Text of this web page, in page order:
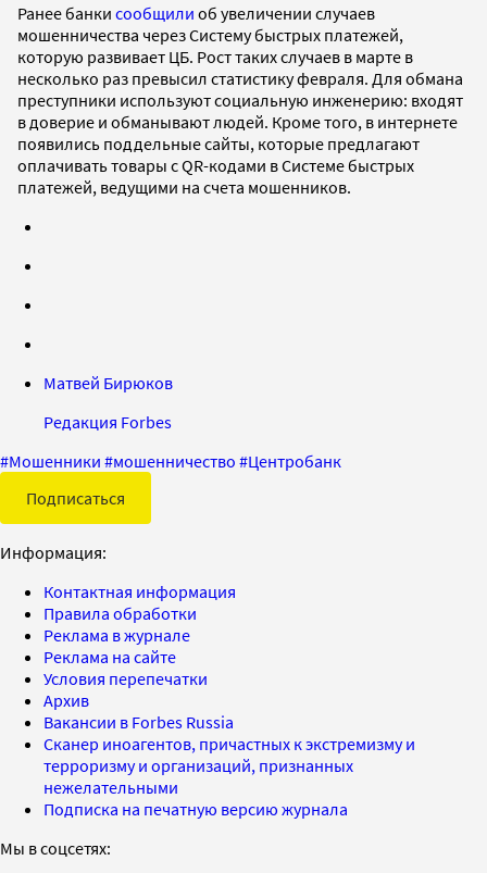
Ранее банки сообщили об увеличении случаев
мошенничества через Систему быстрых платежей,
которую развивает ЦБ. Рост таких случаев в марте в
несколько раз превысил статистику февраля. Для обмана
преступники используют социальную инженерию: входят
в доверие и обманывают людей. Кроме того, в интернете
появились поддельные сайты, которые предлагают
оплачивать товары с QR-кодами в Системе быстрых
платежей, ведущими на счета мошенников.
Матвей Бирюков
Редакция Forbes
#Мошенники #мошенничество #Центробанк
Подписаться
Информация:
Контактная информация
Правила обработки
Реклама в журнале
Реклама на сайте
Условия перепечатки
Архив
Вакансии в Forbes Russia
Сканер иноагентов, причастных к экстремизму и
терроризму и организаций, признанных
нежелательными
Подписка на печатную версию журнала
Мы в соцсетях: